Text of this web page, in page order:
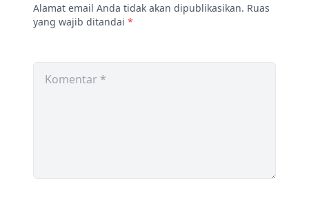
Alamat email Anda tidak akan dipublikasikan. Ruas
yang wajib ditandai *